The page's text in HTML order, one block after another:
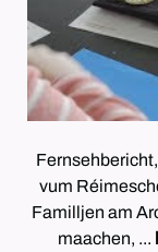
vum
Familljen am
maachen, ...